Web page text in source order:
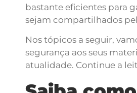
bastante eficientes para
sejam compartilhados
Nos tópicos a seguir,
segurança aos seus
atualidade. Continue a